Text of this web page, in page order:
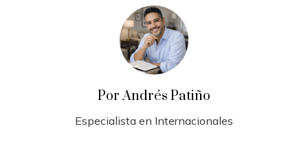
Por Andrés Patiño
Especialista en Internacionales